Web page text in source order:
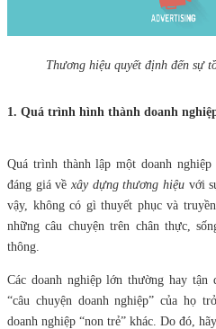
Thương hiệu quyết định đến sự
1. Quá trình hình thành doanh
Quá trình thành lập một doanh
đáng giá về xây dựng thương hiệu với
vậy, không có gì thuyết phục và
những câu chuyện trên chân thực,
thông.
Các doanh nghiệp lớn thường hay tận
“câu chuyện doanh nghiệp” của họ
doanh nghiệp “non trẻ” khác. Do đó,